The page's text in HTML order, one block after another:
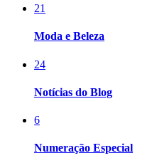
21
Moda e Beleza
24
Notícias do Blog
6
Numeração Especial